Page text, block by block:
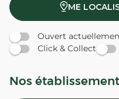
ME
Ouvert
Click & Collect
Nos